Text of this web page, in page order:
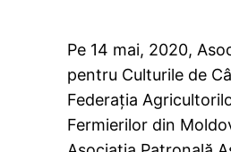
Pe 14 mai, 2020,
pentru Culturile de
Federația
Fermierilor din